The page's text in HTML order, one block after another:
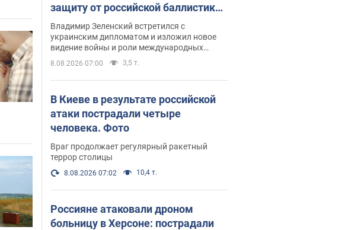
защиту от российской баллистики.
Интервью с Безсмертным
Владимир Зеленский встретился с
украинским дипломатом и изложил новое
видение войны и роли международных
партнеров в борьбе с Россией
8.08.2026 07:00 3,5 т.
В Киеве в результате российской
атаки пострадали четыре
человека. Фото
Враг продолжает регулярный ракетный
террор столицы
8.08.2026 07:02 10,4 т.
Россияне атаковали дроном
больницу в Херсоне: пострадали